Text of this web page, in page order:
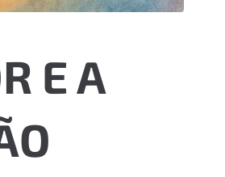
E A